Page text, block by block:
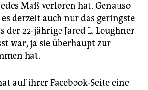
Maß verloren hat. Genauso
derzeit auch nur das geringste
der 22-jährige Jared L. Loughner
war, ja sie überhaupt zur
hat.
auf ihrer Facebook-Seite eine